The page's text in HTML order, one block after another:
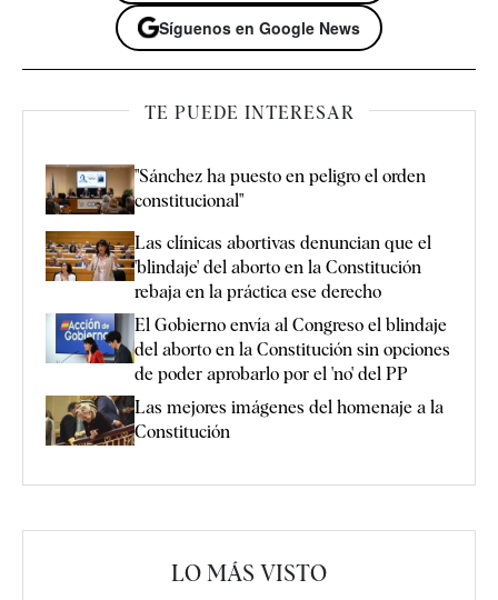
Síguenos en Google News
TE PUEDE INTERESAR
"Sánchez ha puesto en peligro el orden
constitucional"
Las clínicas abortivas denuncian que el
'blindaje' del aborto en la Constitución
rebaja en la práctica ese derecho
El Gobierno envía al Congreso el blindaje
del aborto en la Constitución sin opciones
de poder aprobarlo por el 'no' del PP
Las mejores imágenes del homenaje a la
Constitución
LO MÁS VISTO